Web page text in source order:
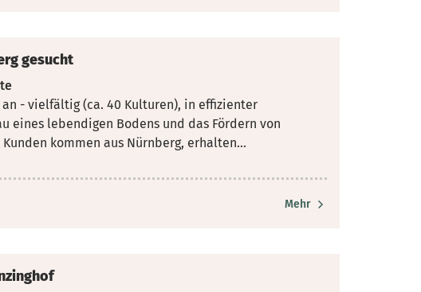
gesucht
- vielfältig (ca. 40 Kulturen), in effizienter
eines lebendigen Bodens und das Fördern von
kommen aus Nürnberg, erhalten...
Mehr